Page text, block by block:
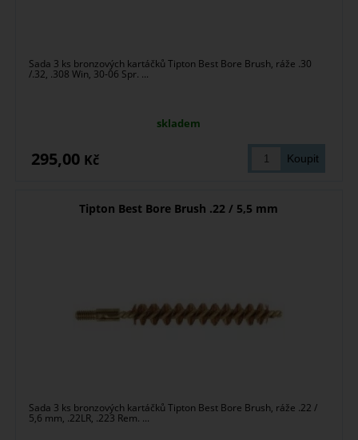
Sada 3 ks bronzových kartáčků Tipton Best Bore Brush, ráže .30
/.32, .308 Win, 30-06 Spr. ...
skladem
295,00 Kč
Tipton Best Bore Brush .22 / 5,5 mm
Sada 3 ks bronzových kartáčků Tipton Best Bore Brush, ráže .22 /
5,6 mm, .22LR, .223 Rem. ...